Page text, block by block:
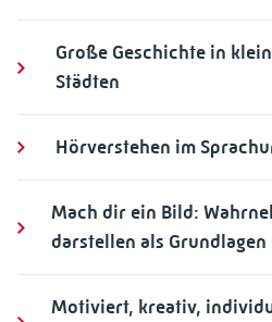
Große Geschichte in
Städten
Hörverstehen im
Mach dir ein Bild:
darstellen als
Motiviert, kreativ,